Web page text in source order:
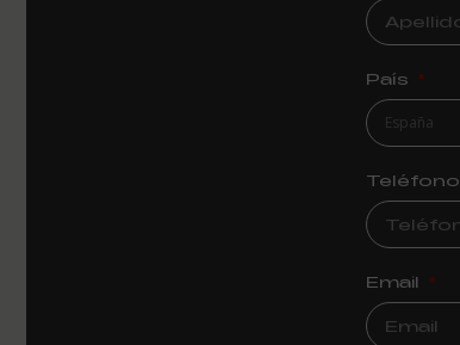
País
Teléfono
Email